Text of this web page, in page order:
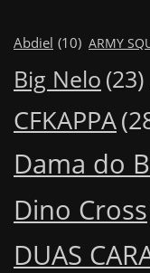
Abdiel (10) ARMY
Big Nelo (23)
CFKAPPA
Dama do
Dino Cross
DUAS